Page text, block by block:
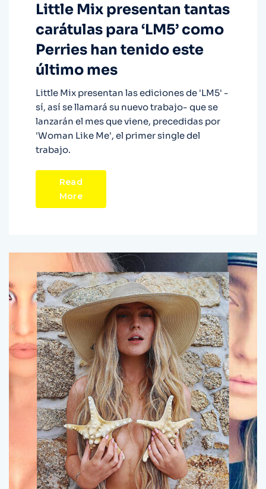
Little Mix presentan tantas
carátulas para ‘LM5’ como
Perries han tenido este
último mes
Little Mix presentan las ediciones de 'LM5' -
sí, así se llamará su nuevo trabajo- que se
lanzarán el mes que viene, precedidas por
'Woman Like Me', el primer single del
trabajo.
Read
More